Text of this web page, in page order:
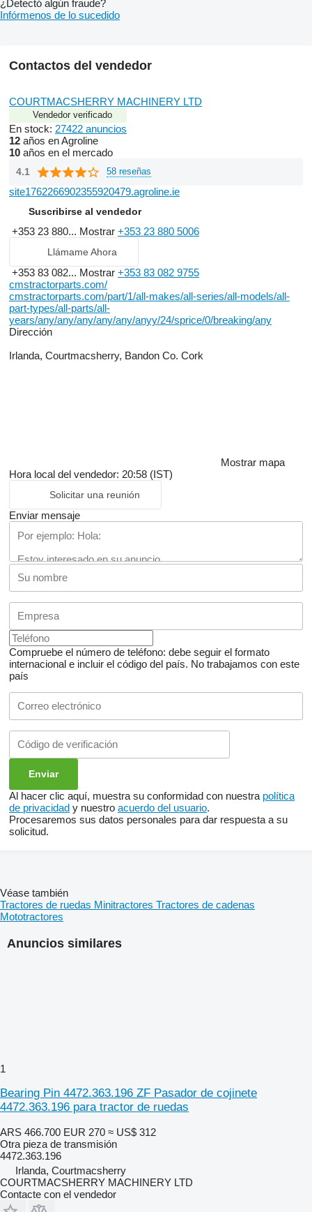
¿Detectó algún fraude?
Infórmenos de lo sucedido
Contactos del vendedor
COURTMACSHERRY MACHINERY LTD
Vendedor verificado
En stock: 27422 anuncios
12 años en Agroline
10 años en el mercado
4.1 58 reseñas
site1762266902355920479.agroline.ie
Suscribirse al vendedor
+353 23 880... Mostrar +353 23 880 5006
Llámame Ahora
+353 83 082... Mostrar +353 83 082 9755
cmstractorparts.com/
cmstractorparts.com/part/1/all-makes/all-series/all-models/all-
part-types/all-parts/all-
years/any/any/any/any/any/anyy/24/sprice/0/breaking/any
Dirección
Irlanda, Courtmacsherry, Bandon Co. Cork
Mostrar mapa
Hora local del vendedor: 20:58 (IST)
Solicitar una reunión
Enviar mensaje
Compruebe el número de teléfono: debe seguir el formato
internacional e incluir el código del país. No trabajamos con este
país
Al hacer clic aquí, muestra su conformidad con nuestra política
de privacidad y nuestro acuerdo del usuario.
Procesaremos sus datos personales para dar respuesta a su
solicitud.
Anuncios similares
1
Bearing Pin 4472.363.196 ZF Pasador de cojinete
4472.363.196 para tractor de ruedas
ARS 466.700 EUR 270 ≈ US$ 312
Otra pieza de transmisión
4472.363.196
Irlanda, Courtmacsherry
COURTMACSHERRY MACHINERY LTD
Contacte con el vendedor
Véase también
Tractores de ruedas Minitractores Tractores de cadenas
Mototractores